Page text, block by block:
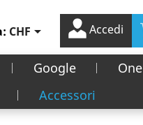
CHF Accedi
Google
Accessori